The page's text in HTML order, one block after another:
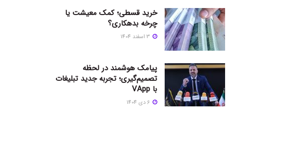
خرید قسطی؛ کمک معیشت یا
چرخه بدهکاری؟
پیامک هوشمند در لحظه
تصمیم‌گیری؛ تجربه جدید تبلیغات
با VApp